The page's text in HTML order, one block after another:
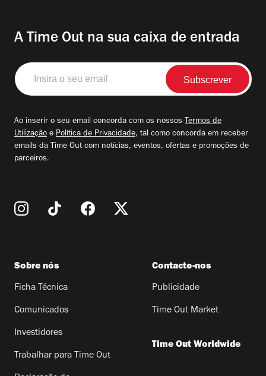
A Time Out na sua caixa de entrada
Insira
o
seu
Ao inserir o seu email concorda com os nossos Termos de
Utilização e Política de Privacidade, tal como concorda em receber
emails da Time Out com notícias, eventos, ofertas e promoções de
parceiros.
Sobre nós
Ficha Técnica
Comunicados
Investidores
Trabalhar para Time Out
Contacte-nos
Publicidade
Time Out Market
Time Out Worldwide